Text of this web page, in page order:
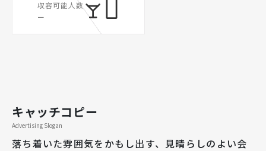
収容可能人数
ー
キャッチコピー
Advertising Slogan
落ち着いた雰囲気をかもし出す、見晴らしのよい会